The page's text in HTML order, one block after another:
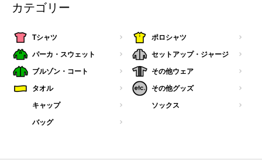
カテゴリー
Tシャツ ポロシャツ
パーカ・スウェット セットアップ・ジャージ
ブルゾン・コート その他ウェア
タオル その他グッズ
キャップ ソックス
バッグ